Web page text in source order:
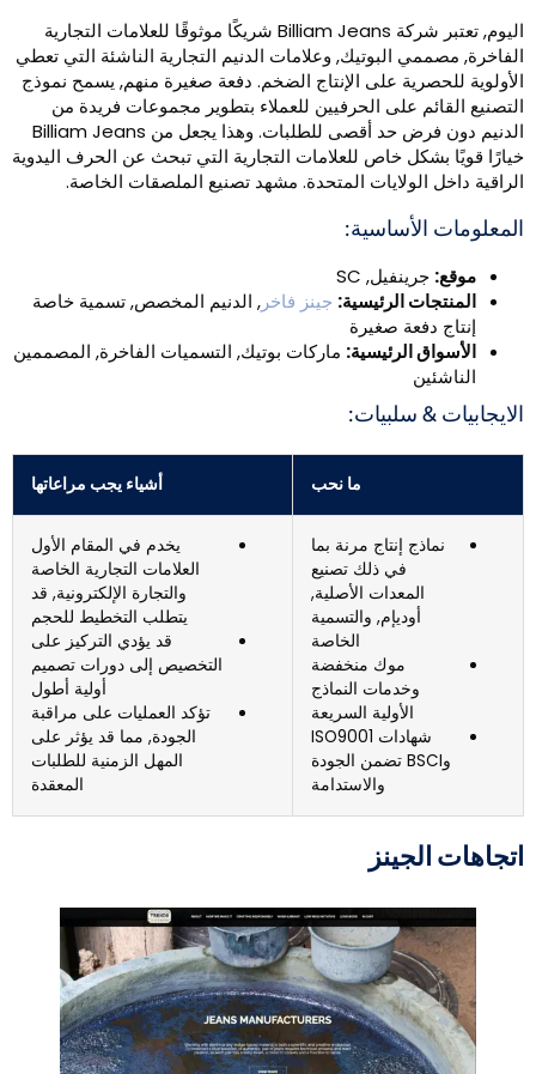
اليوم, تعتبر شركة Billiam Jeans شريكًا موثوقًا للعلامات التجارية
مصممي البوتيك, وعلامات الدنيم التجارية الناشئة التي تعطي
للحصرية على الإنتاج الضخم. دفعة صغيرة منهم, يسمح نموذج
القائم على الحرفيين للعملاء بتطوير مجموعات فريدة من
الدنيم دون فرض حد أقصى للطلبات. وهذا يجعل من Billiam Jeans
قويًا بشكل خاص للعلامات التجارية التي تبحث عن الحرف اليدوية
داخل الولايات المتحدة. مشهد تصنيع الملصقات الخاصة.
الأساسية:
موقع:جرينفيل, SC
المنتجات الرئيسية:جينز فاخر, الدنيم المخصص, تسمية خاصة
إنتاج دفعة صغيرة
الأسواق الرئيسية:ماركات بوتيك, التسميات الفاخرة, المصممين
الناشئين
& سلبيات:
ما نحب أشياء يجب مراعاتها
نماذج إنتاج مرنة بما
في ذلك تصنيع
المعدات الأصلية,
أوديإم, والتسمية
الخاصة
موك منخفضة
وخدمات النماذج
الأولية السريعة
شهادات ISO9001
وBSCI تضمن الجودة
والاستدامة
يخدم في المقام الأول
العلامات التجارية الخاصة
والتجارة الإلكترونية, قد
يتطلب التخطيط للحجم
قد يؤدي التركيز على
التخصيص إلى دورات تصميم
أولية أطول
تؤكد العمليات على مراقبة
الجودة, مما قد يؤثر على
المهل الزمنية للطلبات
المعقدة
الجينز